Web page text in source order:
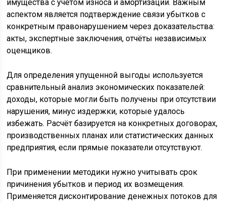
имущества с учётом износа и амортизации. Важным
аспектом является подтверждение связи убытков с
конкретным правонарушением через доказательства:
акты, экспертные заключения, отчёты независимых
оценщиков.
Для определения упущенной выгоды используется
сравнительный анализ экономических показателей:
доходы, которые могли быть получены при отсутствии
нарушения, минус издержки, которые удалось
избежать. Расчёт базируется на конкретных договорах,
производственных планах или статистических данных
предприятия, если прямые показатели отсутствуют.
При применении методики нужно учитывать срок
причинения убытков и период их возмещения.
Применяется дисконтирование денежных потоков для